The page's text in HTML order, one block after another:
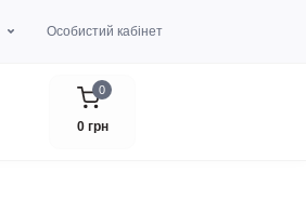
Особистий кабінет
0
0 грн